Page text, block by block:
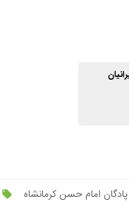
پادگان امام حسن کرمانشاه